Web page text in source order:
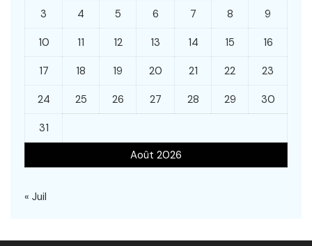
Août 2026
3 4 5 6 7 8 9
10 11 12 13 14 15 16
17 18 19 20 21 22 23
24 25 26 27 28 29 30
31
« Juil